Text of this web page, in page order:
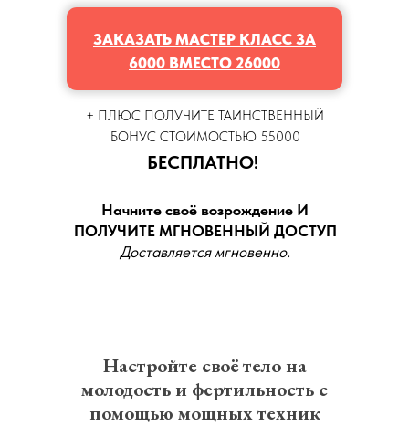
ЗАКАЗАТЬ МАСТЕР КЛАСС ЗА
6000 ВМЕСТО 26000
БЕСПЛАТНО!
+ ПЛЮС ПОЛУЧИТЕ ТАИНСТВЕННЫЙ
БОНУС СТОИМОСТЬЮ 55000
Начните своё возрождение И
ПОЛУЧИТЕ МГНОВЕННЫЙ ДОСТУП
Доставляется мгновенно.
Настройте своё тело на
молодость и фертильность с
помощью мощных техник